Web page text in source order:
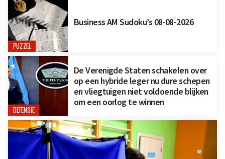
PUZZEL
Business AM Sudoku’s 08-08-2026
DEFENSIE
De Verenigde Staten schakelen over
op een hybride leger nu dure schepen
en vliegtuigen niet voldoende blijken
om een oorlog te winnen